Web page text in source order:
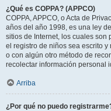
¿Qué es COPPA? (APPCO)
COPPA, APPCO, o Acta de
años del año 1998, es una ley
sitios de Internet, los cuales son
el registro de niños sea escrito
o con algún otro método de
recolectar información personal
Arriba
¿Por qué no puedo